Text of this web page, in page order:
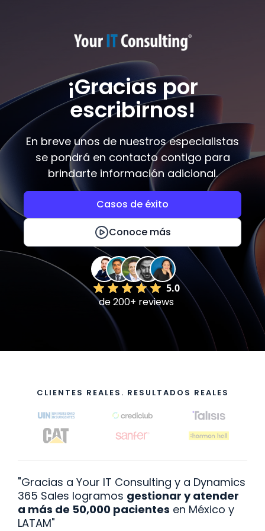
¡Gracias por
escribirnos!
En breve unos de nuestros especialistas
se pondrá en contacto contigo para
brindarte información adicional.
Conoce más
Casos de éxito
5.0
de 200+ reviews
CLIENTES REALES. RESULTADOS REALES
"Gracias a Your IT Consulting y a Dynamics
365 Sales logramos gestionar y atender
a más de 50,000 pacientes en México y
LATAM"